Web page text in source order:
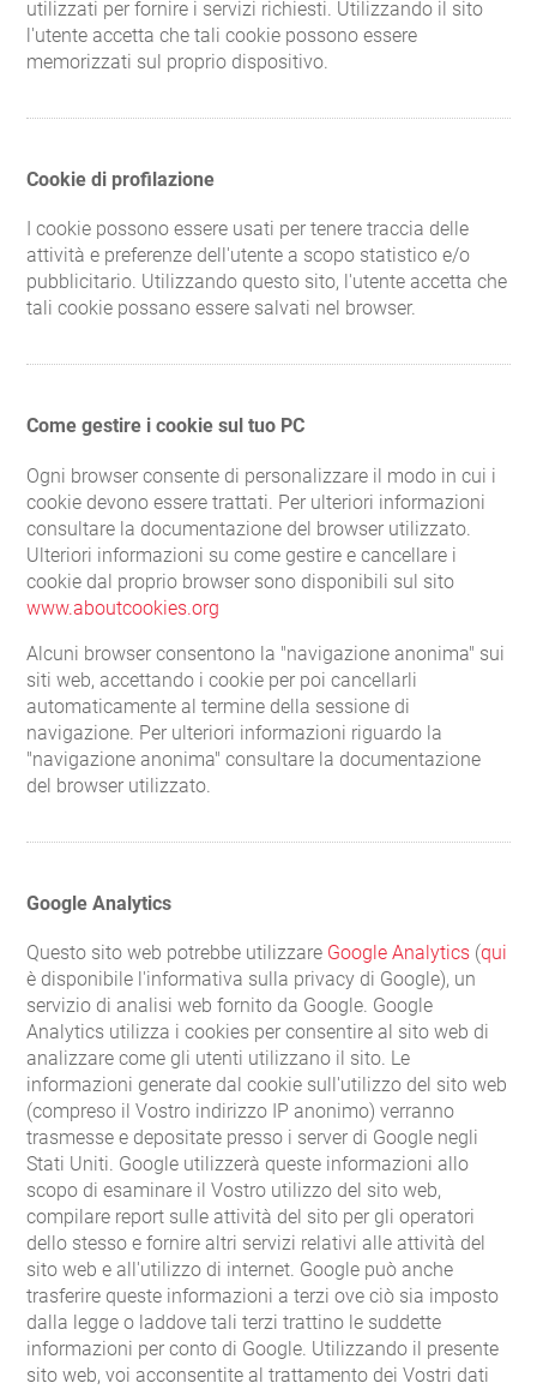
utilizzati per fornire i servizi richiesti. Utilizzando il sito
l'utente accetta che tali cookie possono essere
memorizzati sul proprio dispositivo.
Cookie di profilazione
I cookie possono essere usati per tenere traccia delle
attività e preferenze dell'utente a scopo statistico e/o
pubblicitario. Utilizzando questo sito, l'utente accetta che
tali cookie possano essere salvati nel browser.
Come gestire i cookie sul tuo PC
Ogni browser consente di personalizzare il modo in cui i
cookie devono essere trattati. Per ulteriori informazioni
consultare la documentazione del browser utilizzato.
Ulteriori informazioni su come gestire e cancellare i
cookie dal proprio browser sono disponibili sul sito
www.aboutcookies.org
Alcuni browser consentono la "navigazione anonima" sui
siti web, accettando i cookie per poi cancellarli
automaticamente al termine della sessione di
navigazione. Per ulteriori informazioni riguardo la
"navigazione anonima" consultare la documentazione
del browser utilizzato.
Google Analytics
Questo sito web potrebbe utilizzare Google Analytics (qui
è disponibile l'informativa sulla privacy di Google), un
servizio di analisi web fornito da Google. Google
Analytics utilizza i cookies per consentire al sito web di
analizzare come gli utenti utilizzano il sito. Le
informazioni generate dal cookie sull'utilizzo del sito web
(compreso il Vostro indirizzo IP anonimo) verranno
trasmesse e depositate presso i server di Google negli
Stati Uniti. Google utilizzerà queste informazioni allo
scopo di esaminare il Vostro utilizzo del sito web,
compilare report sulle attività del sito per gli operatori
dello stesso e fornire altri servizi relativi alle attività del
sito web e all'utilizzo di internet. Google può anche
trasferire queste informazioni a terzi ove ciò sia imposto
dalla legge o laddove tali terzi trattino le suddette
informazioni per conto di Google. Utilizzando il presente
sito web, voi acconsentite al trattamento dei Vostri dati